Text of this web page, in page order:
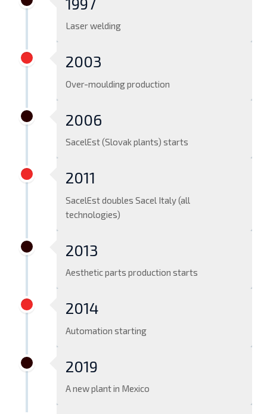
Laser welding
2003
Over-moulding production
2006
SacelEst (Slovak plants) starts
2011
SacelEst doubles Sacel Italy (all
technologies)
2013
Aesthetic parts production starts
2014
Automation starting
2019
A new plant in Mexico